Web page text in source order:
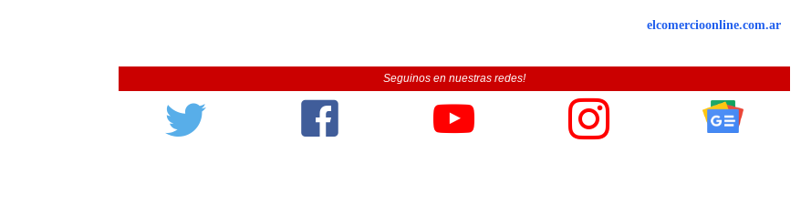
elcomercioonline.com.ar
Seguinos en nuestras redes!